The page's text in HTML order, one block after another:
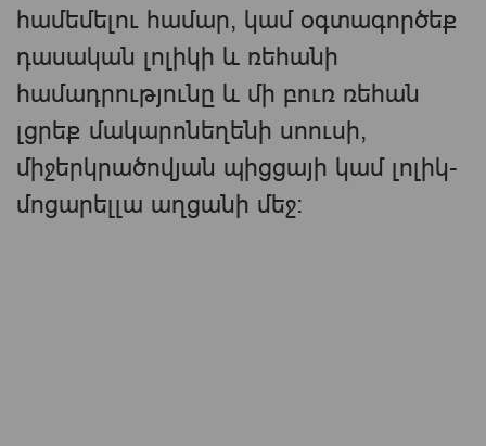
համեմելու համար, կամ օգտագործեք
դասական լոլիկի և ռեհանի
համադրությունը և մի բուռ ռեհան
լցրեք մակարոնեղենի սոուսի,
միջերկրածովյան պիցցայի կամ լոլիկ-
մոցարելլա աղցանի մեջ: